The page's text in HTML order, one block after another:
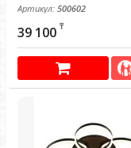
Артикул: 500602
39 100 ₸